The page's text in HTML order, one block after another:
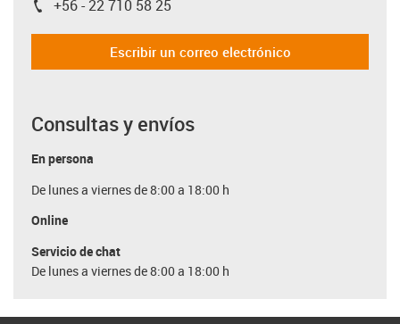
igus-icon-phone
+56 - 22 710 58 25
Escribir un correo electrónico
Consultas y envíos
En persona
De lunes a viernes de 8:00 a 18:00 h
Online
Servicio de chat
De lunes a viernes de 8:00 a 18:00 h